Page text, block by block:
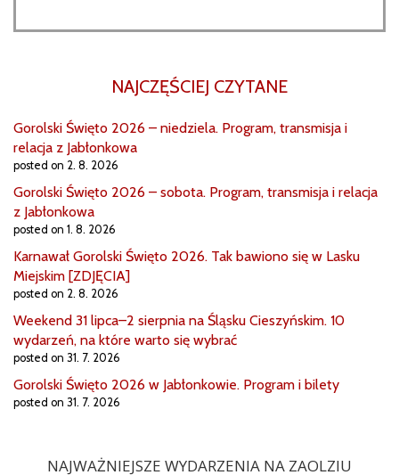
NAJCZĘŚCIEJ CZYTANE
Gorolski Święto 2026 – niedziela. Program, transmisja i
relacja z Jabłonkowa
posted on 2. 8. 2026
Gorolski Święto 2026 – sobota. Program, transmisja i relacja
z Jabłonkowa
posted on 1. 8. 2026
Karnawał Gorolski Święto 2026. Tak bawiono się w Lasku
Miejskim [ZDJĘCIA]
posted on 2. 8. 2026
Weekend 31 lipca–2 sierpnia na Śląsku Cieszyńskim. 10
wydarzeń, na które warto się wybrać
posted on 31. 7. 2026
Gorolski Święto 2026 w Jabłonkowie. Program i bilety
posted on 31. 7. 2026
NAJWAŻNIEJSZE WYDARZENIA NA ZAOLZIU